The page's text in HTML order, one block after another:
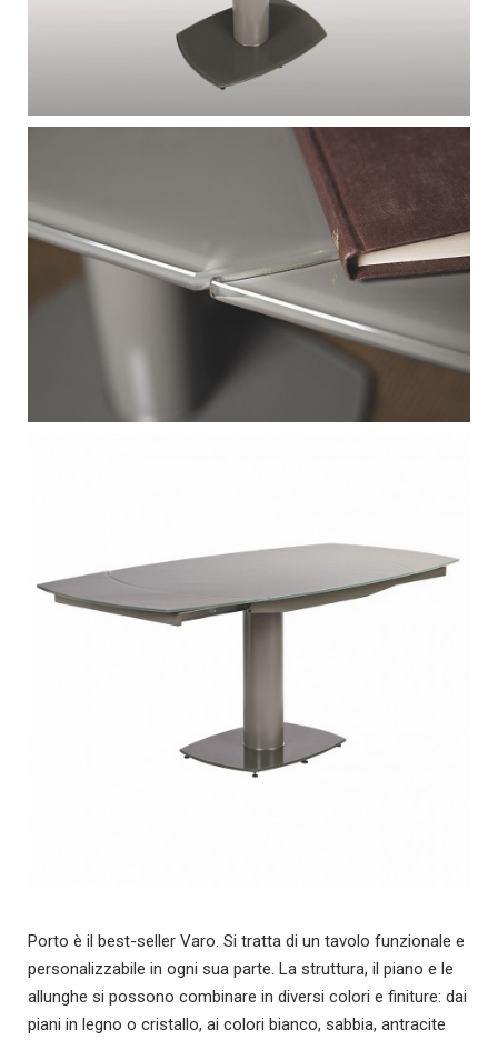
Porto è il best-seller Varo. Si tratta di un tavolo funzionale e
personalizzabile in ogni sua parte. La struttura, il piano e le
allunghe si possono combinare in diversi colori e finiture: dai
piani in legno o cristallo, ai colori bianco, sabbia, antracite